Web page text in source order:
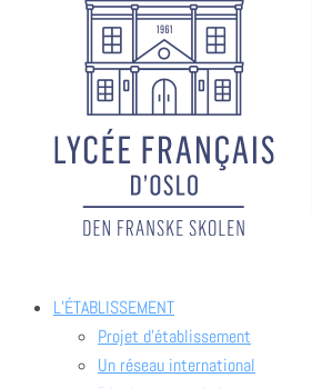
L’ÉTABLISSEMENT
Projet d’établissement
Un réseau international